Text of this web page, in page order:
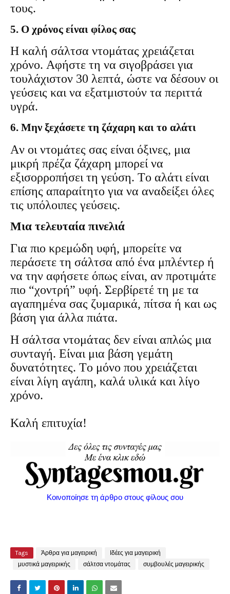
τους.
5. Ο χρόνος είναι φίλος σας
Η καλή σάλτσα ντομάτας χρειάζεται
χρόνο. Αφήστε τη να σιγοβράσει για
τουλάχιστον 30 λεπτά, ώστε να δέσουν οι
γεύσεις και να εξατμιστούν τα περιττά
υγρά.
6. Μην ξεχάσετε τη ζάχαρη και το αλάτι
Αν οι ντομάτες σας είναι όξινες, μια
μικρή πρέζα ζάχαρη μπορεί να
εξισορροπήσει τη γεύση. Το αλάτι είναι
επίσης απαραίτητο για να αναδείξει όλες
τις υπόλοιπες γεύσεις.
Μια τελευταία πινελιά
Για πιο κρεμώδη υφή, μπορείτε να
περάσετε τη σάλτσα από ένα μπλέντερ ή
να την αφήσετε όπως είναι, αν προτιμάτε
πιο “χοντρή” υφή. Σερβίρετέ τη με τα
αγαπημένα σας ζυμαρικά, πίτσα ή και ως
βάση για άλλα πιάτα.
Η σάλτσα ντομάτας δεν είναι απλώς μια
συνταγή. Είναι μια βάση γεμάτη
δυνατότητες. Το μόνο που χρειάζεται
είναι λίγη αγάπη, καλά υλικά και λίγο
χρόνο.
Καλή επιτυχία!
Κοινοποίησε τη άρθρο στους φίλους σου
Tags Άρθρα για μαγειρική
Ιδέες για μαγειρική
μυστικά μαγειρικής
σάλτσα ντομάτας συμβουλές μαγειρικής